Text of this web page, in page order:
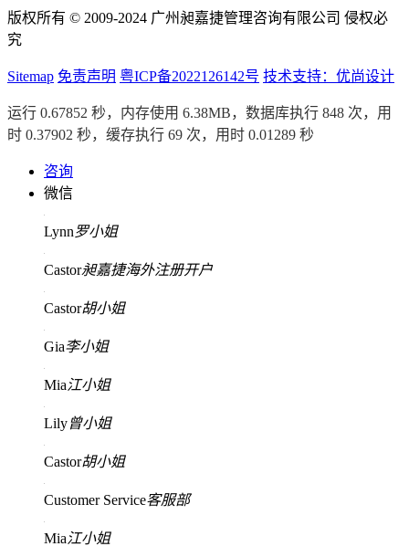
版权所有 © 2009-2024 广州昶嘉捷管理咨询有限公司 侵权必
究
Sitemap 免责声明 粤ICP备2022126142号 技术支持：优尚设计
运行 0.67852 秒，内存使用 6.38MB，数据库执行 848 次，用
时 0.37902 秒，缓存执行 69 次，用时 0.01289 秒
咨询
微信
Lynn罗小姐
Castor昶嘉捷海外注册开户
Castor胡小姐
Gia李小姐
Mia江小姐
Lily曾小姐
Castor胡小姐
Customer Service客服部
Mia江小姐